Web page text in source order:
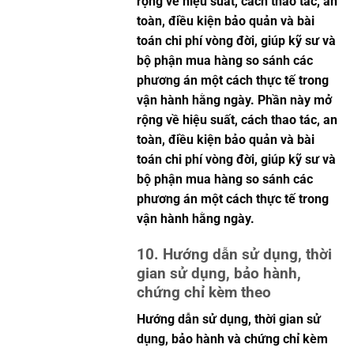
toàn, điều kiện bảo quản và bài
toán chi phí vòng đời, giúp kỹ sư và
bộ phận mua hàng so sánh các
phương án một cách thực tế trong
vận hành hằng ngày. Phần này mở
rộng về hiệu suất, cách thao tác, an
toàn, điều kiện bảo quản và bài
toán chi phí vòng đời, giúp kỹ sư và
bộ phận mua hàng so sánh các
phương án một cách thực tế trong
vận hành hằng ngày.
10. Hướng dẫn sử dụng, thời
gian sử dụng, bảo hành,
chứng chỉ kèm theo
Hướng dẫn sử dụng, thời gian sử
dụng, bảo hành và chứng chỉ kèm